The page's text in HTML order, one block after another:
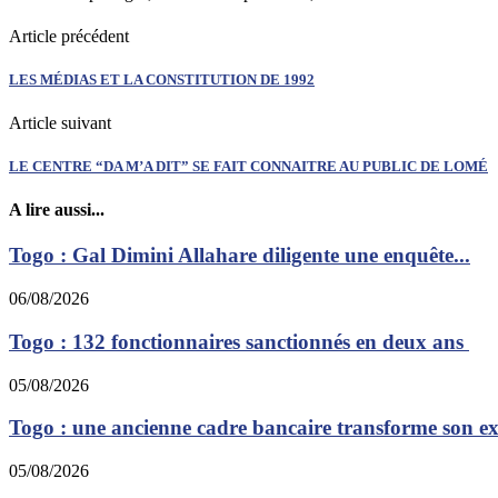
Article précédent
LES MÉDIAS ET LA CONSTITUTION DE 1992
Article suivant
LE CENTRE “DA M’A DIT” SE FAIT CONNAITRE AU PUBLIC DE LOMÉ
A lire aussi...
Togo : Gal Dimini Allahare diligente une enquête...
06/08/2026
Togo : 132 fonctionnaires sanctionnés en deux ans
05/08/2026
Togo : une ancienne cadre bancaire transforme son
05/08/2026